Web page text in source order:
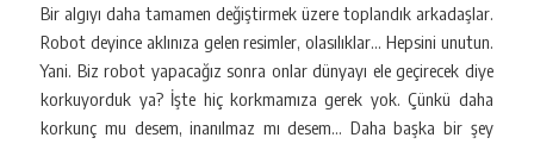
Bir algıyı daha tamamen değiştirmek üzere toplandık arkadaşlar.
Robot deyince aklınıza gelen resimler, olasılıklar… Hepsini unutun.
Yani. Biz robot yapacağız sonra onlar dünyayı ele geçirecek diye
korkuyorduk ya? İşte hiç korkmamıza gerek yok. Çünkü daha
korkunç mu desem, inanılmaz mı desem… Daha başka bir şey